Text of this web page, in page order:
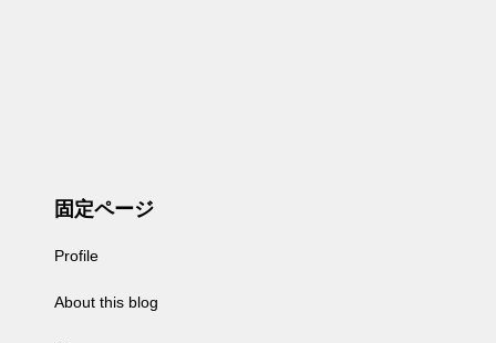
固定ページ
Profile
About this blog